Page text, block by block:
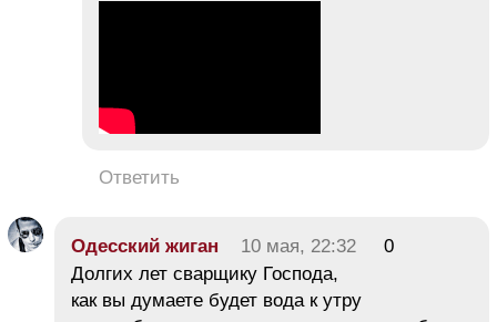
Ответить
Одесский жиган 10 мая, 22:32
0
Долгих лет сварщику Господа,
как вы думаете будет вода к утру